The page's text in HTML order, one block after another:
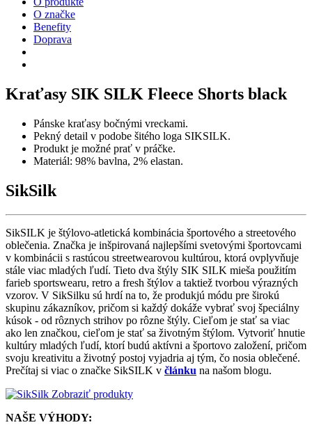
O značke
Benefity
Doprava
Kraťasy SIK SILK Fleece Shorts black
Pánske kraťasy bočnými vreckami.
Pekný detail v podobe šitého loga SIKSILK.
Produkt je možné prať v práčke.
Materiál: 98% bavlna, 2% elastan.
SikSilk
SikSILK je štýlovo-atletická kombinácia športového a streetového
oblečenia. Značka je inšpirovaná najlepšími svetovými športovcami
v kombinácii s rastúcou streetwearovou kultúrou, ktorá ovplyvňuje
stále viac mladých ľudí. Tieto dva štýly SIK SILK mieša použitím
farieb sportswearu, retro a fresh štýlov a taktiež tvorbou výrazných
vzorov. V SikSilku sú hrdí na to, že produkjú módu pre širokú
skupinu zákazníkov, pričom si každý dokáže vybrať svoj špeciálny
kúsok - od rôznych strihov po rôzne štýly. Cieľom je stať sa viac
ako len značkou, cieľom je stať sa životným štýlom. Vytvoriť hnutie
kultúry mladých ľudí, ktorí budú aktívni a športovo založení, pričom
svoju kreativitu a životný postoj vyjadria aj tým, čo nosia oblečené.
Prečítaj si viac o značke SikSILK v článku na našom blogu.
Zobraziť produkty
NAŠE VÝHODY: